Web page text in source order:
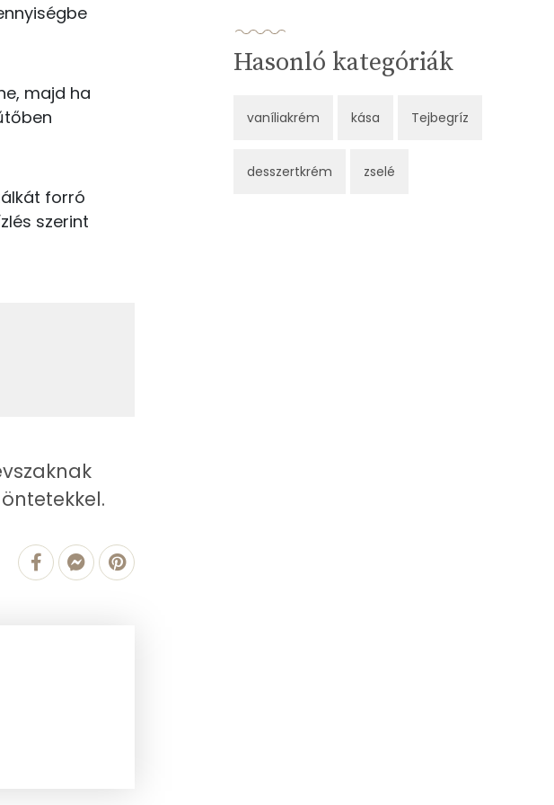
298 kcal
26.8 g
8 g
majd ha
forró
szerint
Hasonló kategóriák
vaníliakrém kása Tejbegríz
desszertkrém zselé